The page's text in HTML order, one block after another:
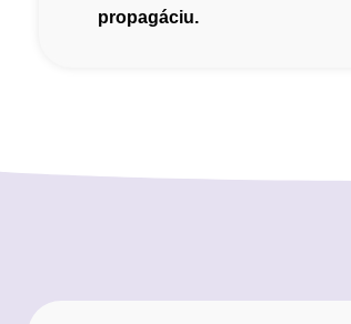
propagáciu.